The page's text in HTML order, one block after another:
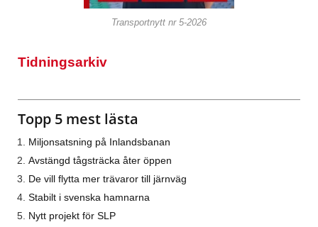
Transportnytt nr 5-2026
Tidningsarkiv
Topp 5 mest lästa
Miljonsatsning på Inlandsbanan
Avstängd tågsträcka åter öppen
De vill flytta mer trävaror till järnväg
Stabilt i svenska hamnarna
Nytt projekt för SLP